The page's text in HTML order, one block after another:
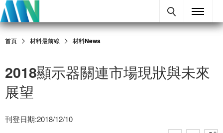
首頁 材料最前線 材料News
2018顯示器關連市場現狀與未來
展望
刊登日期:2018/12/10